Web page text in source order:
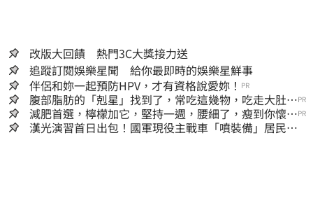
改版大回饋 熱門3C大獎接力送
追蹤訂閱娛樂星聞 給你最即時的娛樂星鮮事
伴侶和妳一起預防HPV，才有資格說愛妳！ PR
腹部脂肪的「剋星」找到了，常吃這幾物，吃走大肚
囊，瘦出小蠻腰
PR
減肥首選，檸檬加它，堅持一週，腰細了，瘦到你懷疑
人生
PR
漢光演習首日出包！國軍現役主戰車「噴裝備」居民撿